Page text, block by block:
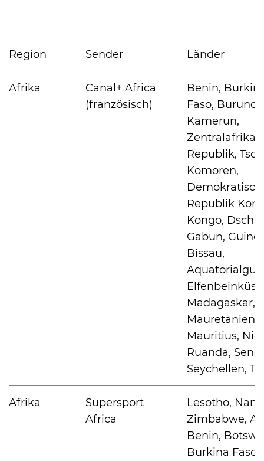
Region Sender Länder
Afrika
Canal+ Africa
(französisch)
Benin,
Faso, Burundi,
Kamerun,
Republik,
Komoren,
Republik
Kongo,
Gabun,
Bissau,
Madagaskar,
Mauretanien,
Mauritius,
Ruanda,
Seychellen,
Afrika
Supersport
Africa
Lesotho,
Zimbabwe,
Benin,
Burkina Faso,